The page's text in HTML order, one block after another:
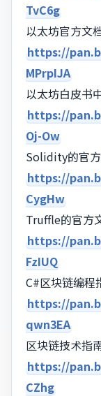
TvC6g
以太坊官方文
https://
MPrpIJA
以太坊白皮书
https://
Oj-Ow
Solidity的官方
https://
CygHw
Truffle的官方
https://
FzIUQ
C#区块链编程
https://
qwn3EA
区块链技术指
https://
CZhg